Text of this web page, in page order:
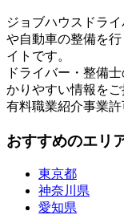
ジョブハウスドラ
や自動車の整備を
イトです。
ドライバー・整備
かりやすい情報をご
有料職業紹介事業
おすすめのエリ
東京都
神奈川県
愛知県